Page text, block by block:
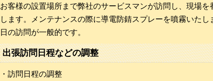
お客様の設置場所まで弊社のサービスマンが訪問し、現場
します。メンテナンスの際に導電防錆スプレーを噴霧いた
日の訪問が一般的です。
出張訪問日程などの調整
・訪問日程の調整